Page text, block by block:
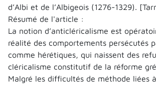
d’Albi et de l’Albigeois (1276-1329).
Résumé de l'article :
La notion d’anticléricalisme est
réalité des comportements persécutés
comme hérétiques, qui naissent des
cléricalisme constitutif de la réforme
Malgré les difficultés de méthode liées